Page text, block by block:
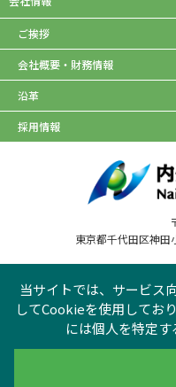
当サイトでは、サービス
してCookieを使用してお
には個人を特定す
ご挨拶
会社概要・財務情報
沿革
採用情報
東京都千代田区神
個人情報保